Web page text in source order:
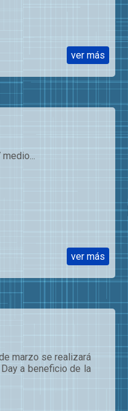
ver más
ver más
marzo se realizará
a beneficio de la